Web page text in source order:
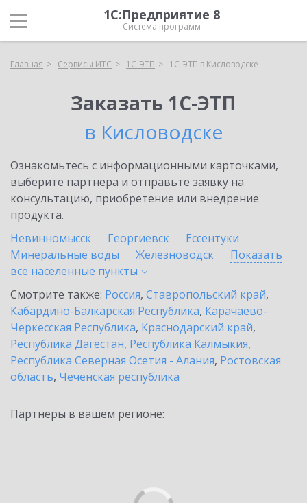
1С:Предприятие 8
Система программ
Главная Сервисы ИТС 1С-ЭТП 1С-ЭТП в Кисловодске
Заказать 1С-ЭТП
в Кисловодске
Ознакомьтесь с информационными карточками,
выберите партнёра и отправьте заявку на
консультацию, приобретение или внедрение
продукта.
Невинномысск
Георгиевск
Ессентуки
Минеральные воды
Железноводск
Показать
все населенные пункты
Смотрите также: Россия, Ставропольский край,
Кабардино-Балкарская Республика, Карачаево-
Черкесская Республика, Краснодарский край,
Республика Дагестан, Республика Калмыкия,
Республика Северная Осетия - Алания, Ростовская
область, Чеченская республика
Партнеры в вашем регионе: